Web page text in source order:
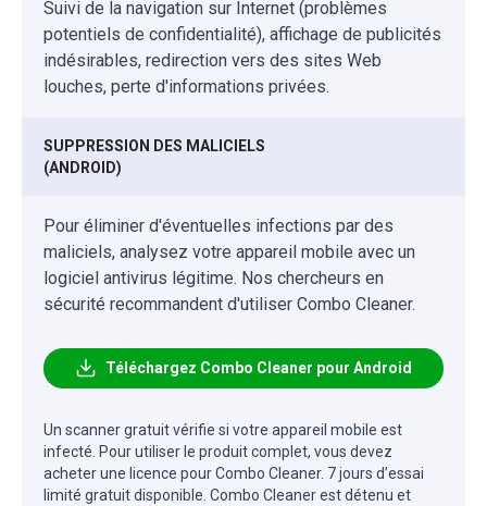
Suivi de la navigation sur Internet (problèmes
potentiels de confidentialité), affichage de publicités
indésirables, redirection vers des sites Web
louches, perte d'informations privées.
SUPPRESSION DES MALICIELS
(ANDROID)
Pour éliminer d'éventuelles infections par des
maliciels, analysez votre appareil mobile avec un
logiciel antivirus légitime. Nos chercheurs en
sécurité recommandent d'utiliser Combo Cleaner.
Téléchargez Combo Cleaner pour Android
Un scanner gratuit vérifie si votre appareil mobile est
infecté. Pour utiliser le produit complet, vous devez
acheter une licence pour Combo Cleaner. 7 jours d’essai
limité gratuit disponible. Combo Cleaner est détenu et